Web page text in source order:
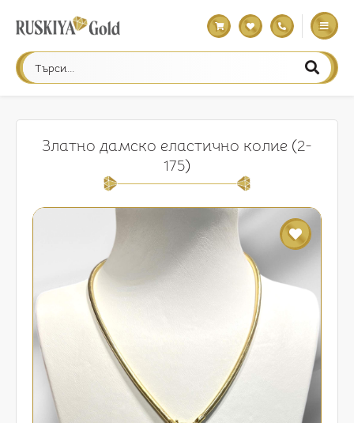
Златно дамско еластично колие (2-
175)